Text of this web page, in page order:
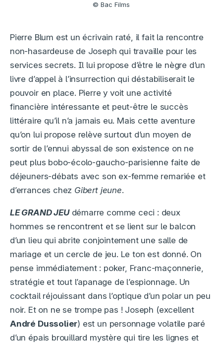
© Bac Films
Pierre Blum est un écrivain raté, il fait la rencontre
non-hasardeuse de Joseph qui travaille pour les
services secrets. Il lui propose d’être le nègre d’un
livre d’appel à l’insurrection qui déstabiliserait le
pouvoir en place. Pierre y voit une activité
financière intéressante et peut-être le succès
littéraire qu’il n’a jamais eu. Mais cette aventure
qu’on lui propose relève surtout d’un moyen de
sortir de l’ennui abyssal de son existence on ne
peut plus bobo-écolo-gaucho-parisienne faite de
déjeuners-débats avec son ex-femme remariée et
d’errances chez Gibert jeune.
LE GRAND JEUdémarre comme ceci : deux
hommes se rencontrent et se lient sur le balcon
d’un lieu qui abrite conjointement une salle de
mariage et un cercle de jeu. Le ton est donné. On
pense immédiatement : poker, Franc-maçonnerie,
stratégie et tout l’apanage de l’espionnage. Un
cocktail réjouissant dans l’optique d’un polar un peu
noir. Et on ne se trompe pas ! Joseph (excellent
André Dussolier) est un personnage volatile paré
d’un épais brouillard mystère qui tire les lignes et